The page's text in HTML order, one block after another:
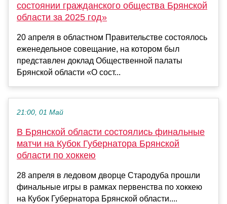
состоянии гражданского общества Брянской
области за 2025 год»
20 апреля в областном Правительстве состоялось
еженедельное совещание, на котором был
представлен доклад Общественной палаты
Брянской области «О сост...
21:00, 01 Май
В Брянской области состоялись финальные
матчи на Кубок Губернатора Брянской
области по хоккею
28 апреля в ледовом дворце Стародуба прошли
финальные игры в рамках первенства по хоккею
на Кубок Губернатора Брянской области....